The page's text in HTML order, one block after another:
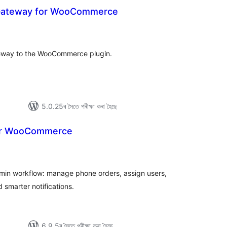
for WooCommerce
to the WooCommerce plugin.
5.0.25ৰ সৈতে পৰীক্ষা কৰা হৈছে
WooCommerce
workflow: manage phone orders, assign users,
smarter notifications.